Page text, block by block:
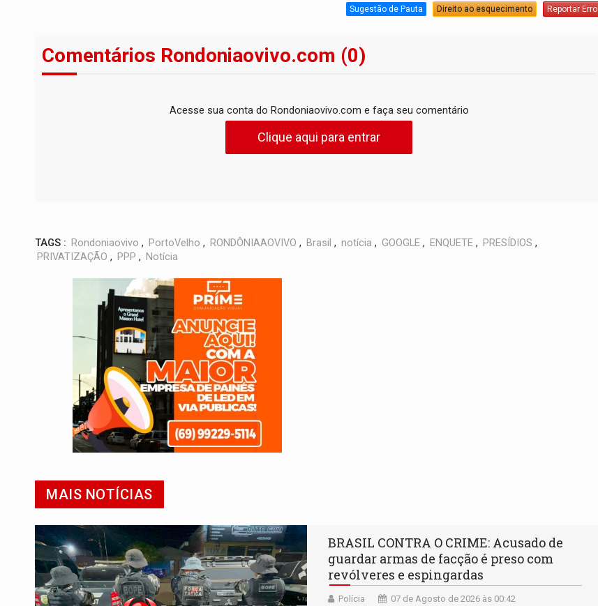
Sugestão de Pauta Direito ao esquecimento Reportar Erro
Comentários Rondoniaovivo.com (0)
Acesse sua conta do Rondoniaovivo.com e faça seu comentário
Clique aqui para entrar
TAGS : Rondoniaovivo , PortoVelho , RONDÔNIAAOVIVO , Brasil , notícia , GOOGLE , ENQUETE , PRESÍDIOS ,
PRIVATIZAÇÃO , PPP , Notícia
MAIS NOTÍCIAS
BRASIL CONTRA O CRIME: Acusado de
guardar armas de facção é preso com
revólveres e espingardas
Polícia 07 de Agosto de 2026 às 00:42